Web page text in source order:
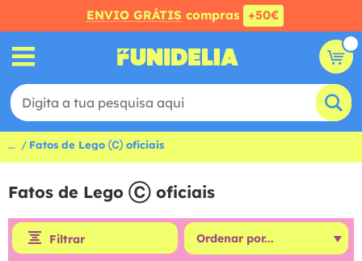
ENVIO GRÁTIS compras +50€
... Fatos de Lego Ⓒ oficiais
Fatos de Lego Ⓒ oficiais
Filtrar